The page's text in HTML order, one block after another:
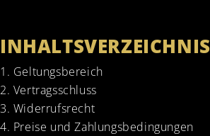
INHALTSVERZEICHNIS
Geltungsbereich
Vertragsschluss
Widerrufsrecht
Preise und Zahlungsbedingungen